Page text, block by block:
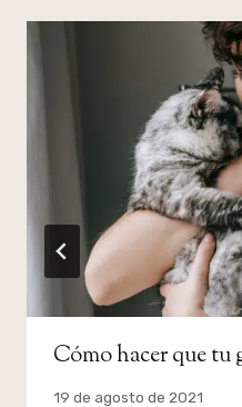
Cómo hacer que tu
Por
19 de agosto de 2021